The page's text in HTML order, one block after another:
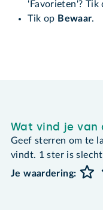
'Favorieten'? Tik
Tik op Bewaar.
Wat vind je van
Geef sterren om te
vindt. 1 ster is
Je waardering: